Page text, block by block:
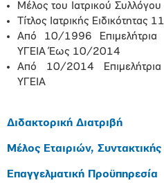
Μέλος του Ιατρικού
Τίτλος Ιατρικής Ειδικότητας
Από 10/1996 Επιμελήτρια
ΥΓΕΙΑ Έως 10/2014
Από 10/2014 Επιμελήτρια
ΥΓΕΙΑ
Διδακτορική Διατριβή
Μέλος Εταιριών,
Επαγγελματική Προϋπηρεσία